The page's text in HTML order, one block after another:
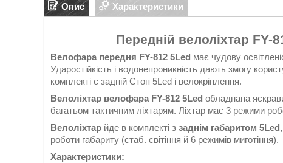
Опис Характеристики
Передній велоліхтар FY-
Велофара передня FY-812 5Led має чудову
Ударостійкість і водонепроникність дають змогу
комплекті є задній Стоп 5Led і велокріплення.
Велоліхтар велофара FY-812 5Led обладнана
багатьом тактичним ліхтарям. Ліхтар має 3 режими
Велоліхтар йде в комплекті з заднім габаритом 5Led,
роботи габариту (стаб. світіння й 6 режимів миготіння).
Характеристики: